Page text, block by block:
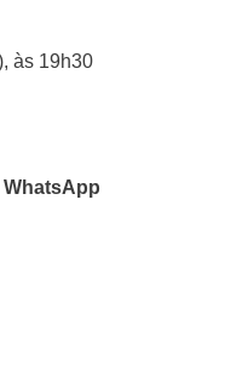
às 19h30